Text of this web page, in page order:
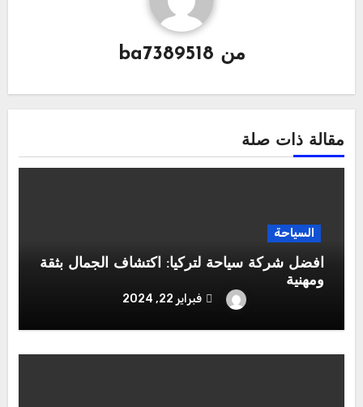
من ba7389518
مقالة ذات صلة
السياحة
افضل شركة سياحة لتركيا: اكتشاف الجمال بثقة
ومهنية
فبراير 22, 2024